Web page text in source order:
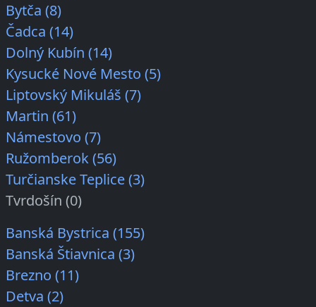
Bytča (8)
Čadca (14)
Dolný Kubín (14)
Kysucké Nové Mesto (5)
Liptovský Mikuláš (7)
Martin (61)
Námestovo (7)
Ružomberok (56)
Turčianske Teplice (3)
Tvrdošín (0)
Banská Bystrica (155)
Banská Štiavnica (3)
Brezno (11)
Detva (2)